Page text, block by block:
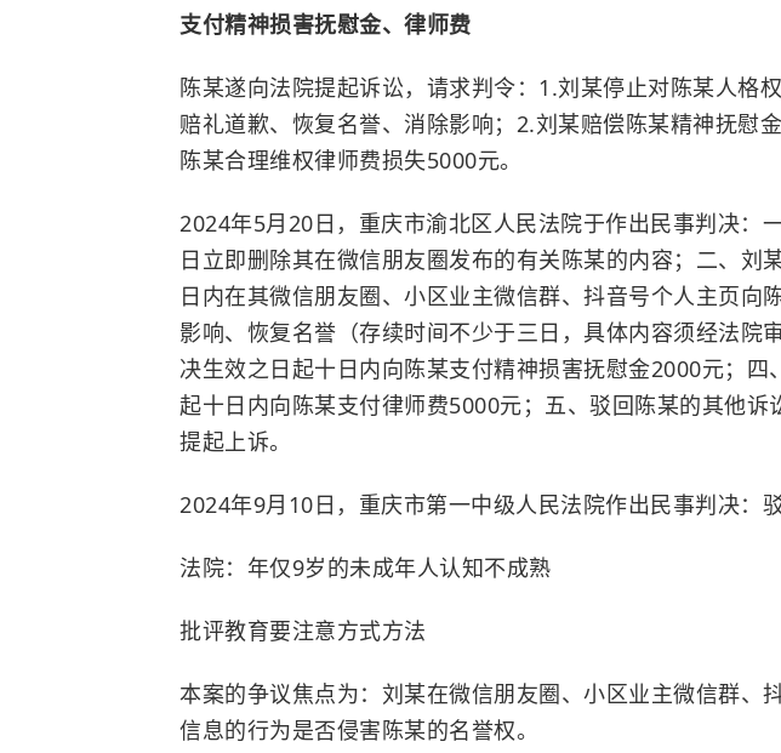
支付精神损害抚慰金、律师费
陈某遂向法院提起诉讼，请求判令：1.刘某停止对陈某人格
赔礼道歉、恢复名誉、消除影响；2.刘某赔偿陈某精神抚慰
陈某合理维权律师费损失5000元。
2024年5月20日，重庆市渝北区人民法院于作出民事判决：
日立即删除其在微信朋友圈发布的有关陈某的内容；二、刘
日内在其微信朋友圈、小区业主微信群、抖音号个人主页向
影响、恢复名誉（存续时间不少于三日，具体内容须经法院
决生效之日起十日内向陈某支付精神损害抚慰金2000元；四
起十日内向陈某支付律师费5000元；五、驳回陈某的其他诉
提起上诉。
2024年9月10日，重庆市第一中级人民法院作出民事判决：
法院：年仅9岁的未成年人认知不成熟
批评教育要注意方式方法
本案的争议焦点为：刘某在微信朋友圈、小区业主微信群、
信息的行为是否侵害陈某的名誉权。